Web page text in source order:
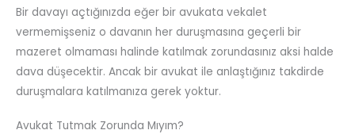
Bir davayı açtığınızda eğer bir avukata vekalet
vermemişseniz o davanın her duruşmasına geçerli bir
mazeret olmaması halinde katılmak zorundasınız aksi halde
dava düşecektir. Ancak bir avukat ile anlaştığınız takdirde
duruşmalara katılmanıza gerek yoktur.
Avukat Tutmak Zorunda Mıyım?